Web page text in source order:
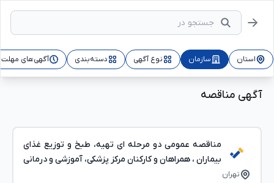
استان سازمان نوع آگهی دسته‌بندی آگهی‌های
آگهی مناقصه
مناقصه عمومی دو مرحله ای تهیه، طبخ و توزیع غذای
بیماران ، همراهان و کارکنان مرکز پزشکی، آموزشی و درمانی
تهران